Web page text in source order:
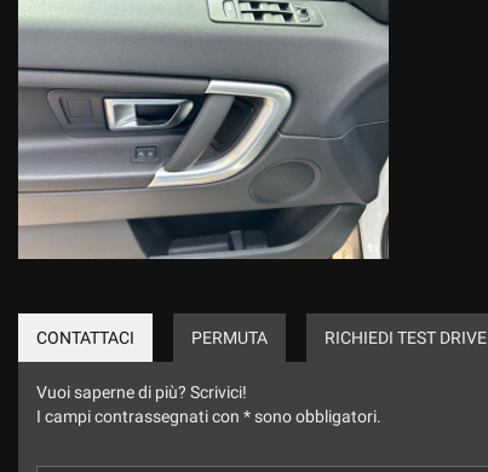
CONTATTACI PERMUTA RICHIEDI TEST DRIVE
Vuoi saperne di più? Scrivici!
I campi contrassegnati con * sono obbligatori.